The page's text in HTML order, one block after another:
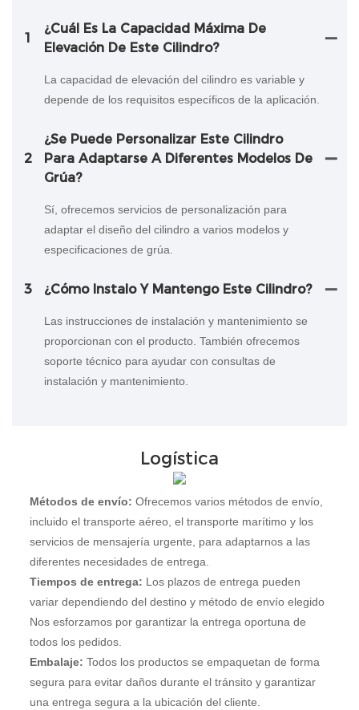
1
¿Cuál Es La Capacidad Máxima De
Elevación De Este Cilindro?
La capacidad de elevación del cilindro es variable y
depende de los requisitos específicos de la aplicación.
2
¿Se Puede Personalizar Este Cilindro
Para Adaptarse A Diferentes Modelos De
Grúa?
Sí, ofrecemos servicios de personalización para
adaptar el diseño del cilindro a varios modelos y
especificaciones de grúa.
3 ¿Cómo Instalo Y Mantengo Este Cilindro?
Las instrucciones de instalación y mantenimiento se
proporcionan con el producto. También ofrecemos
soporte técnico para ayudar con consultas de
instalación y mantenimiento.
Logística
Métodos de envío:Ofrecemos varios métodos de envío,
incluido el transporte aéreo, el transporte marítimo y los
servicios de mensajería urgente, para adaptarnos a las
diferentes necesidades de entrega.
Tiempos de entrega: Los plazos de entrega pueden
variar dependiendo del destino y método de envío elegido
Nos esforzamos por garantizar la entrega oportuna de
todos los pedidos.
Embalaje:Todos los productos se empaquetan de forma
segura para evitar daños durante el tránsito y garantizar
una entrega segura a la ubicación del cliente.